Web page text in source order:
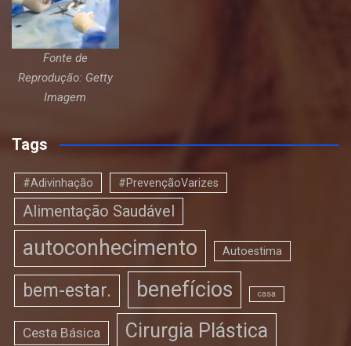
Fonte de
Reprodução: Getty
Imagem
Tags
#Adivinhação #PrevençãoVarizes
Alimentação Saudável
autoconhecimento Autoestima
bem-estar. benefícios casa
Cesta Básica Cirurgia Plástica